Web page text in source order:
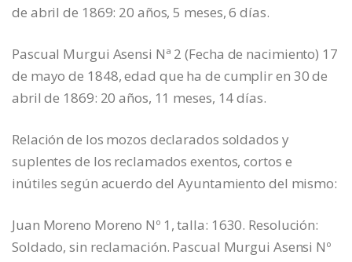
de abril de 1869: 20 años, 5 meses, 6 días.
Pascual Murgui Asensi Nª 2 (Fecha de nacimiento) 17
de mayo de 1848, edad que ha de cumplir en 30 de
abril de 1869: 20 años, 11 meses, 14 días.
Relación de los mozos declarados soldados y
suplentes de los reclamados exentos, cortos e
inútiles según acuerdo del Ayuntamiento del mismo:
Juan Moreno Moreno Nº 1, talla: 1630. Resolución:
Soldado, sin reclamación. Pascual Murgui Asensi Nº